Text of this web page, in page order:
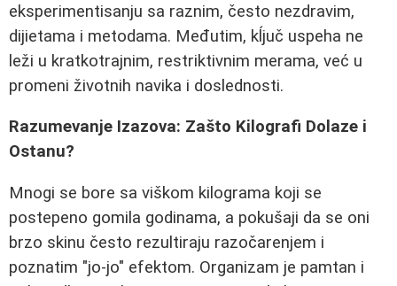
eksperimentisanju sa raznim, često nezdravim,
dijietama i metodama. Međutim, kĺjuč uspeha ne
leži u kratkotrajnim, restriktivnim merama, već u
promeni životnih navika i doslednosti.
Razumevanje Izazova: Zašto Kilografi Dolaze i
Ostanu?
Mnogi se bore sa viškom kilograma koji se
postepeno gomila godinama, a pokušaji da se oni
brzo skinu često rezultiraju razočarenjem i
poznatim "jo-jo" efektom. Organizam je pamtan i